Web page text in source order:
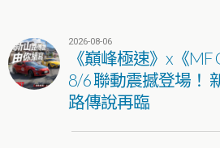
2026-08-06
《巔峰極速》x《MF
8/6 聯動震撼登場！
路傳說再臨